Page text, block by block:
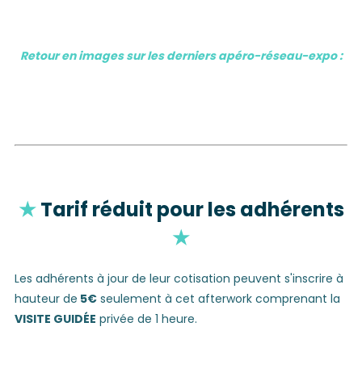
Retour en images sur les derniers apéro-réseau-expo :
★Tarif réduit pour les adhérents
★
Les adhérents à jour de leur cotisation peuvent s'inscrire à
hauteur de 5€ seulement à cet afterwork comprenant la
VISITE GUIDÉE privée de 1 heure.